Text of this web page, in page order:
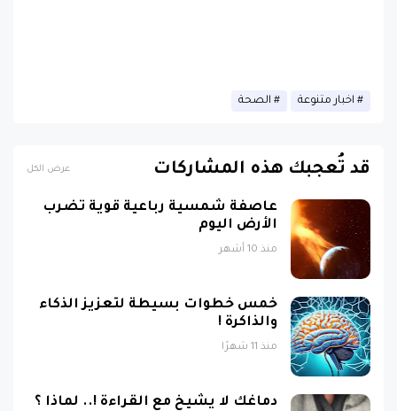
اخبار متنوعة الصحة
قد تُعجبك هذه المشاركات عرض الكل
عاصفة شمسية رباعية قوية تضرب
الأرض اليوم
منذ 10 أشهر
خمس خطوات بسيطة لتعزيز الذكاء
والذاكرة !
منذ 11 شهرًا
دماغك لا يشيخ مع القراءة !.. لماذا ؟